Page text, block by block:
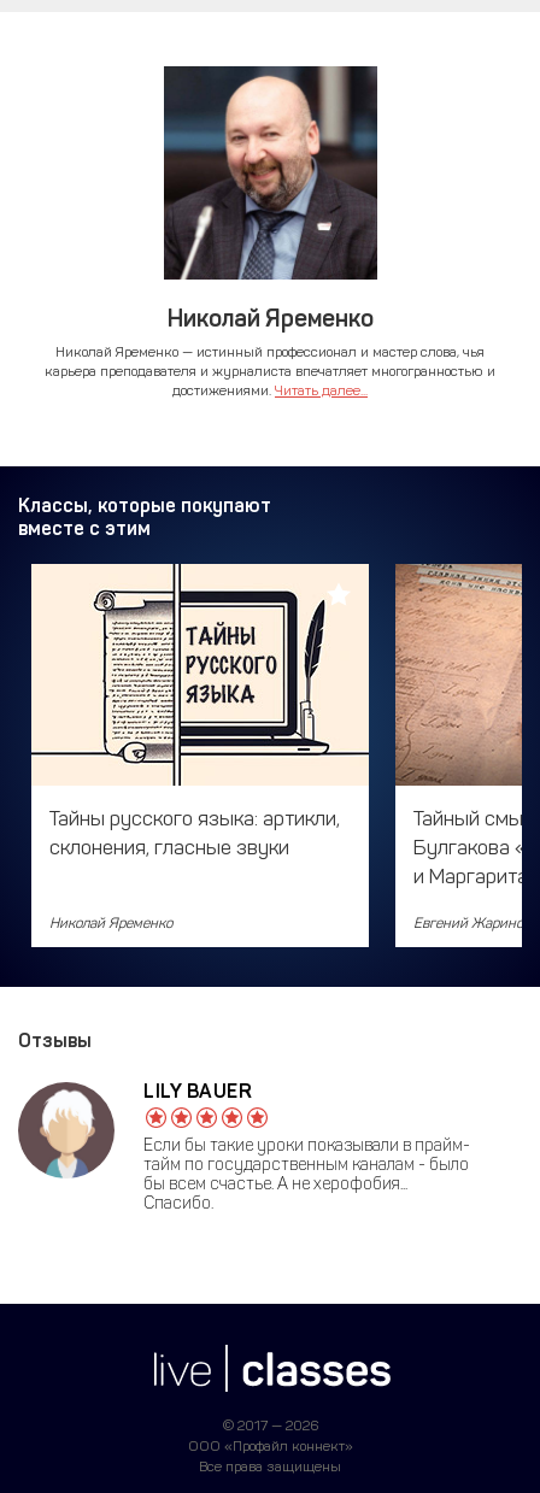
Николай Яременко
Николай Яременко — истинный профессионал и мастер слова, чья
карьера преподавателя и журналиста впечатляет многогранностью и
достижениями. Читать далее...
Классы, которые покупают
вместе с этим
Тайны русского языка: артикли,
склонения, гласные звуки
Николай Яременко
Тайный
Булгакова
и Маргарита»
Евгений Жаринов
Отзывы
LILY BAUER
Если бы такие уроки показывали в прайм-
тайм по государственным каналам - было
бы всем счастье. А не херофобия...
Спасибо.
© 2017 — 2026
ООО «Профайл коннект»
Все права защищены